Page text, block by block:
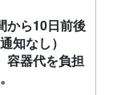
から10日前後
知なし）
容器代を負担